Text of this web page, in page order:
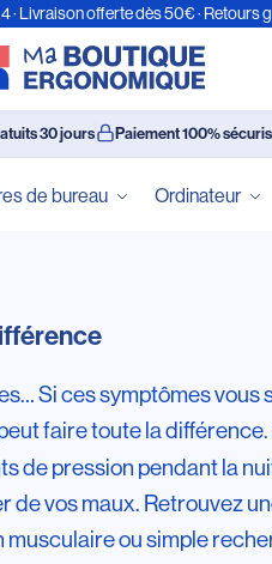
· Livraison offerte dès 50€ · Retours
30 jours Paiement 100%
de bureau Ordinateur
Si ces symptômes
faire toute la
de pression pendant la
de vos maux. Retrouvez
ou simple